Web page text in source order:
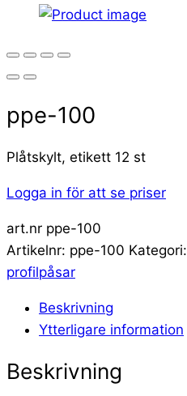
ppe-100
Plåtskylt, etikett 12 st
Logga in för att se priser
art.nr ppe-100
Artikelnr: ppe-100 Kategori:
profilpåsar
Beskrivning
Ytterligare information
Beskrivning